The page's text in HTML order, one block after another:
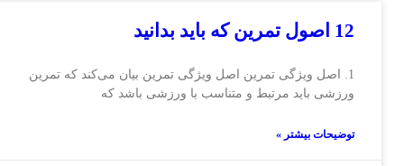
12 اصول تمرین که باید بدانید
1. اصل ویژگی تمرین اصل ویژگی تمرین بیان می‌کند که تمرین
ورزشی باید مرتبط و متناسب با ورزشی باشد که
توضیحات بیشتر »